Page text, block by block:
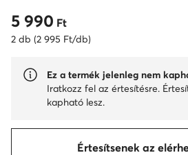
5 990 Ft
5 990 Ft
2 db (2 995 Ft/db)
Ez a termék jelenleg nem
Iratkozz fel az értesítésre.
kapható lesz.
Értesítsenek az